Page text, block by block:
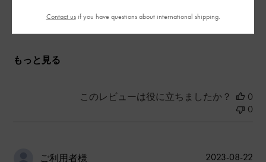
もっと見る
このレビューは役に立ちましたか？
0
0
ご利用者様
公
2023-08-22
Contact usif you have questions about international shipping.